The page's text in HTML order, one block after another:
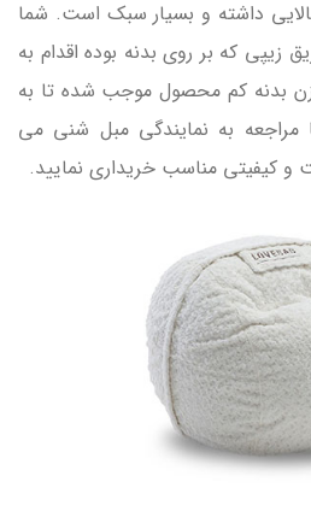
داشته و بسیار سبک است. شما
زیپی که بر روی بدنه بوده اقدام به
بدنه کم محصول موجب شده تا به
مراجعه به نمایندگی مبل شنی می
و کیفیتی مناسب خریداری نمایید.